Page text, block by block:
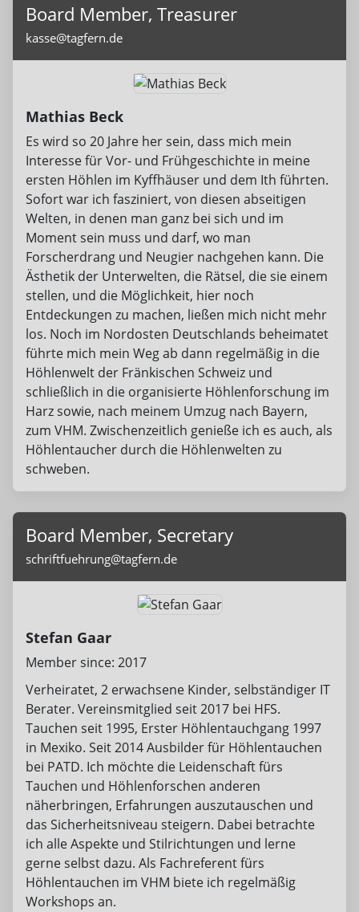
Board Member, Treasurer
kasse@tagfern.de
Mathias Beck
Es wird so 20 Jahre her sein, dass mich mein
Interesse für Vor- und Frühgeschichte in meine
ersten Höhlen im Kyffhäuser und dem Ith führten.
Sofort war ich fasziniert, von diesen abseitigen
Welten, in denen man ganz bei sich und im
Moment sein muss und darf, wo man
Forscherdrang und Neugier nachgehen kann. Die
Ästhetik der Unterwelten, die Rätsel, die sie einem
stellen, und die Möglichkeit, hier noch
Entdeckungen zu machen, ließen mich nicht mehr
los. Noch im Nordosten Deutschlands beheimatet
führte mich mein Weg ab dann regelmäßig in die
Höhlenwelt der Fränkischen Schweiz und
schließlich in die organisierte Höhlenforschung im
Harz sowie, nach meinem Umzug nach Bayern,
zum VHM. Zwischenzeitlich genieße ich es auch, als
Höhlentaucher durch die Höhlenwelten zu
schweben.
Board Member, Secretary
schriftfuehrung@tagfern.de
Stefan Gaar
Member since: 2017
Verheiratet, 2 erwachsene Kinder, selbständiger IT
Berater. Vereinsmitglied seit 2017 bei HFS.
Tauchen seit 1995, Erster Höhlentauchgang 1997
in Mexiko. Seit 2014 Ausbilder für Höhlentauchen
bei PATD. Ich möchte die Leidenschaft fürs
Tauchen und Höhlenforschen anderen
näherbringen, Erfahrungen auszutauschen und
das Sicherheitsniveau steigern. Dabei betrachte
ich alle Aspekte und Stilrichtungen und lerne
gerne selbst dazu. Als Fachreferent fürs
Höhlentauchen im VHM biete ich regelmäßig
Workshops an.